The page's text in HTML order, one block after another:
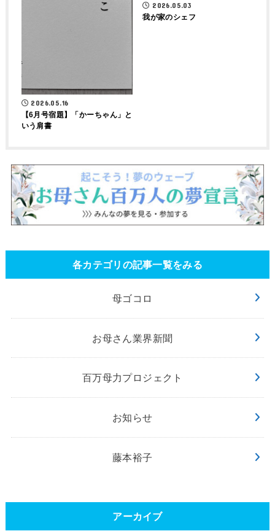
2026.05.16
【6月号宿題】「かーちゃん」と
いう肩書
2026.05.03
我が家のシェフ
各カテゴリの記事一覧をみる
母ゴコロ
お母さん業界新聞
百万母力プロジェクト
お知らせ
藤本裕子
アーカイブ